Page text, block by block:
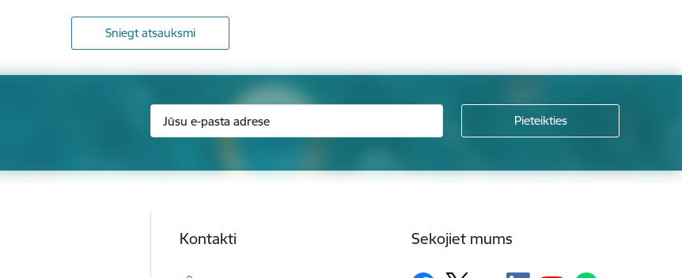
Sniegt atsauksmi
Kontakti Sekojiet mums